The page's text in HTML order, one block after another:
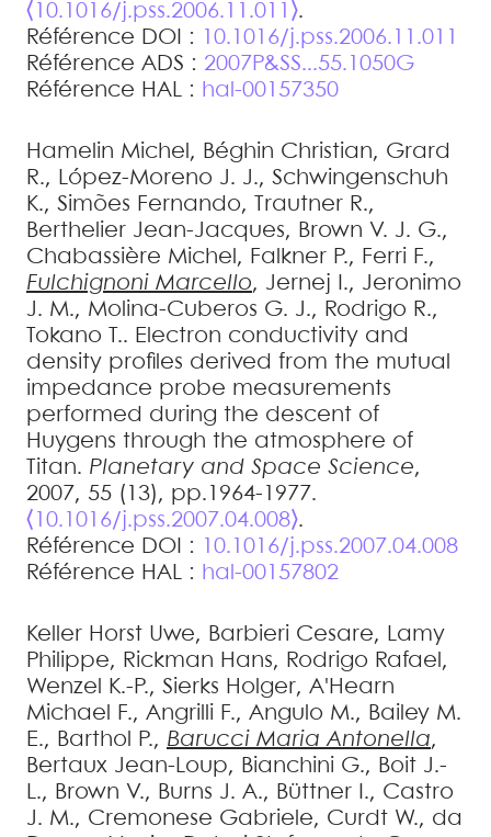
⟨10.1016/j.pss.2006.11.011⟩.
Référence DOI :
10.1016/j.pss.2006.11.011
Référence ADS : 2007P&SS...55.1050G
Référence HAL : hal-00157350
Hamelin Michel , Béghin Christian, Grard
R., López-Moreno J. J., Schwingenschuh
K., Simões Fernando, Trautner R.,
Berthelier Jean-Jacques, Brown V. J. G.,
Chabassière Michel , Falkner P., Ferri F.,
Fulchignoni Marcello, Jernej I., Jeronimo
J. M., Molina-Cuberos G. J., Rodrigo R.,
Tokano
T.. Electron conductivity and
density profiles derived from the mutual
impedance probe measurements
performed during the descent of
Huygens through the atmosphere of
Titan. Planetary and Space Science,
2007, 55 (13), pp.1964-1977.
⟨10.1016/j.pss.2007.04.008⟩.
Référence DOI :
10.1016/j.pss.2007.04.008
Référence HAL : hal-00157802
Keller Horst Uwe, Barbieri Cesare, Lamy
Philippe, Rickman Hans, Rodrigo Rafael ,
Wenzel
K.-P., Sierks Holger, A'Hearn
Michael F., Angrilli F., Angulo M., Bailey M.
E., Barthol P., Barucci Maria Antonella,
Bertaux Jean-Loup, Bianchini G., Boit J.-
L., Brown V., Burns J. A., Büttner I., Castro
J. M., Cremonese Gabriele, Curdt W., da